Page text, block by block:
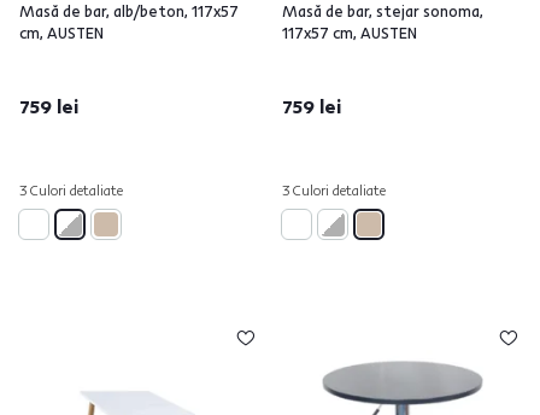
Masă de bar, alb/beton, 117x57
cm, AUSTEN
759 lei
3 Culori detaliate
Masă de bar, stejar sonoma,
117x57 cm, AUSTEN
759 lei
3 Culori detaliate